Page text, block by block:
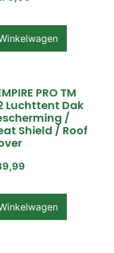
PRO TM
Luchttent Dak
/
Shield / Roof